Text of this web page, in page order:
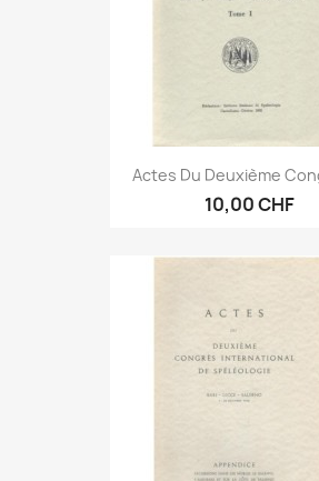
Actes Du Deuxième
10,00 CHF